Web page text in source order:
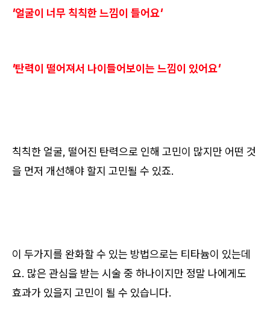
'얼굴이 너무 칙칙한 느낌이 들어요'
'탄력이 떨어져서 나이들어보이는 느낌이 있어요'
칙칙한 얼굴, 떨어진 탄력으로 인해 고민이 많지만 어떤 것
을 먼저 개선해야 할지 고민될 수 있죠.
이 두가지를 완화할 수 있는 방법으로는 티타늄이 있는데
요. 많은 관심을 받는 시술 중 하나이지만 정말 나에게도
효과가 있을지 고민이 될 수 있습니다.